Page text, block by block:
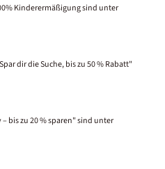
Kinderermäßigung sind unter
dir die Suche, bis zu 50 % Rabatt"
bis zu 20 % sparen" sind unter